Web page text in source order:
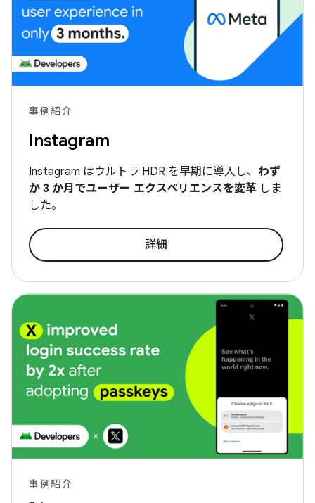
事例紹介
Instagram
Instagram はウルトラ HDR を早期に導入し、 わず
か 3 か月でユーザー エクスペリエンスを変革 しま
した。
詳細
事例紹介